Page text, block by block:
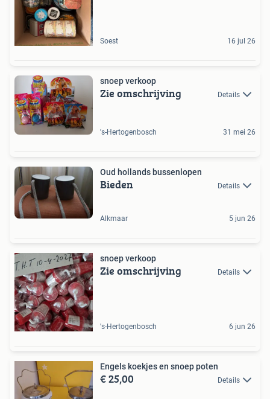
Soest 16 jul 26
snoep verkoop
Zie omschrijving Details
's-Hertogenbosch 31 mei 26
Oud hollands bussenlopen
Bieden Details
Alkmaar 5 jun 26
snoep verkoop
Zie omschrijving Details
's-Hertogenbosch 6 jun 26
Engels koekjes en snoep poten
€ 25,00 Details